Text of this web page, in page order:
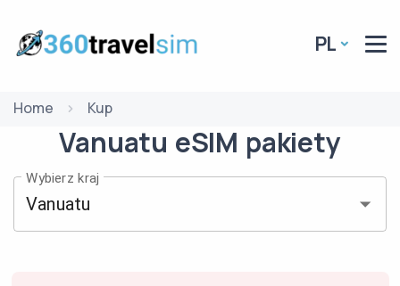
PL
Home Kup
Vanuatu eSIM pakiety
Wybierz kraj